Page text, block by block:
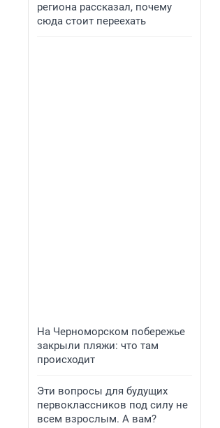
региона рассказал, почему
сюда стоит переехать
На Черноморском побережье
закрыли пляжи: что там
происходит
Эти вопросы для будущих
первоклассников под силу не
всем взрослым. А вам?